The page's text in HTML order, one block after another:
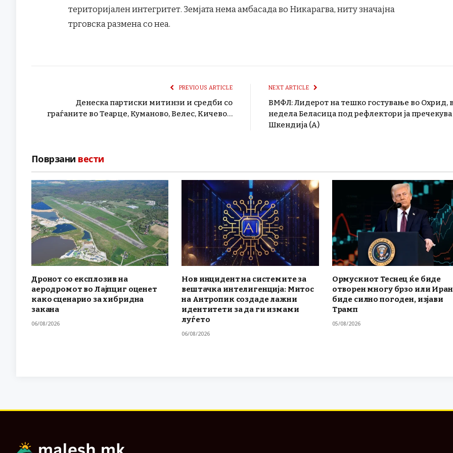
територијален интегритет. Земјата нема амбасада во Никарагва, ниту значајна
трговска размена со неа.
PREVIOUS ARTICLE
Денеска партиски митинзи и средби со
граѓаните во Теарце, Куманово, Велес, Кичево…
NEXT ARTICLE
ВМФЛ: Лидерот на тешко гостување во Охрид,
недела Беласица под рефлектори ја пречекува
Шкендија (А)
Поврзани вести
Дронот со експлозив на
аеродромот во Лајпциг оценет
како сценарио за хибридна
закана
06/08/2026
Нов инцидент на системите за
вештачка интелигенција: Митос
на Антропик создаде лажни
идентитети за да ги измами
луѓето
06/08/2026
Ормускиот Теснец ќе биде
отворен многу брзо или
биде силно погоден, изјави
Трамп
05/08/2026